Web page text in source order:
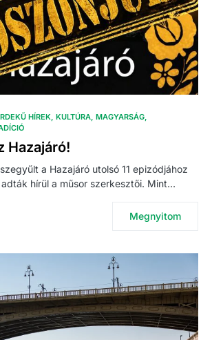
HÍREK KULTÚRA MAGYARSÁG
Hazajáró!
a Hazajáró utolsó 11 epizódjához
hírül a műsor szerkesztői. Mint…
Megnyitom